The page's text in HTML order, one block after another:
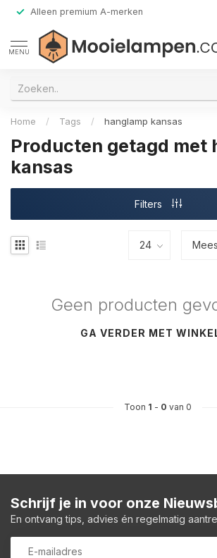
Alleen premium A-merken
MENU
Home / Tags / hanglamp kansas
Producten getagd met
kansas
Filters
Geen producten
GA VERDER MET
Toon 1 - 0 van 0
Schrijf je in voor onze
En ontvang tips, advies én regelmatig